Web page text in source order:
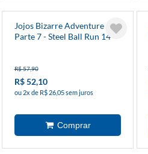
Jojos Bizarre Adventure -
Parte 7 - Steel Ball Run 14
R$ 57,90
R$ 52,10
ou 2x de R$ 26,05 sem juros